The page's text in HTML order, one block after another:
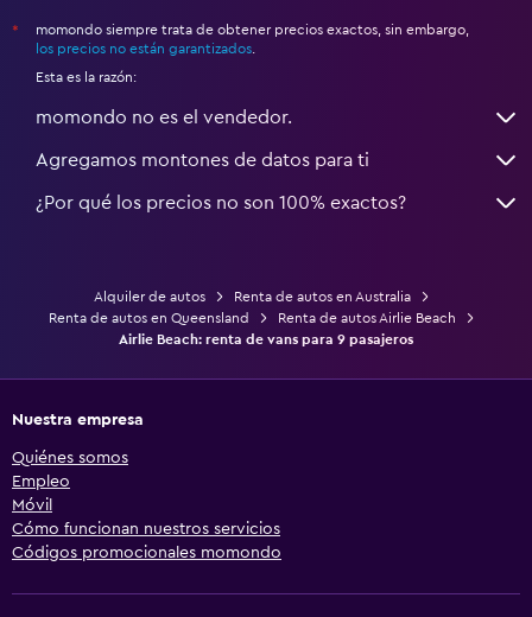
*
momondo siempre trata de obtener precios exactos, sin embargo,
los precios no están garantizados.
Esta es la razón:
momondo no es el vendedor.
Agregamos montones de datos para ti
¿Por qué los precios no son 100% exactos?
Alquiler de autos
Renta de autos en Australia
Renta de autos en Queensland
Renta de autos Airlie Beach
Airlie Beach: renta de vans para 9 pasajeros
Nuestra empresa
Quiénes somos
Empleo
Móvil
Cómo funcionan nuestros servicios
Códigos promocionales momondo